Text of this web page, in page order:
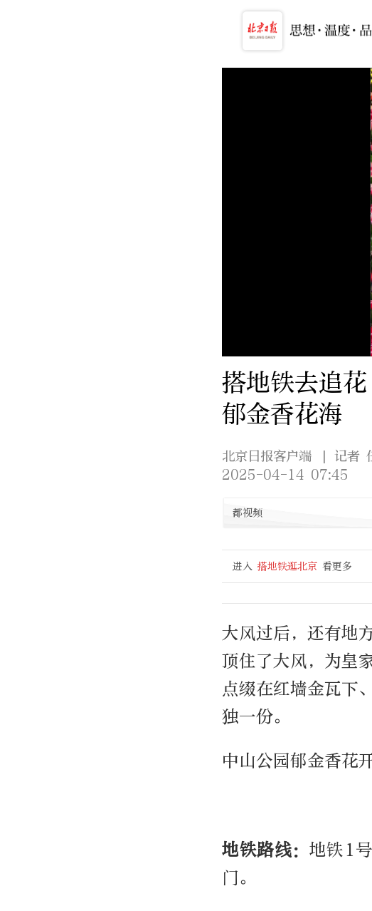
搭地铁去追
郁金香花海
北京日报客户端
| 记者
2025-04-14 07:45
都视频
进入 搭地铁逛北京 看更多
大风过后，还有地
顶住了大风，为皇
点缀在红墙金瓦下
独一份。
中山公园郁金香花
地铁路线： 地铁1
门。